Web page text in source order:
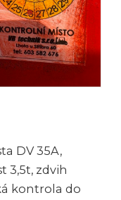
DV 35A,
3,5t, zdvih
kontrola do